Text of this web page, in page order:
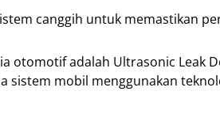
canggih untuk memastikan
otomotif adalah Ultrasonic Leak
sistem mobil menggunakan